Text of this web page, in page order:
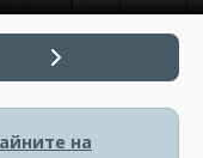
на